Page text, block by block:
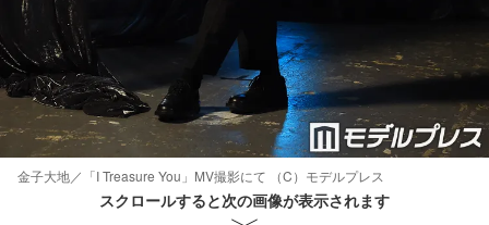
金子大地／「I Treasure You」MV撮影にて （C）モデルプレス
スクロールすると次の画像が表示されます